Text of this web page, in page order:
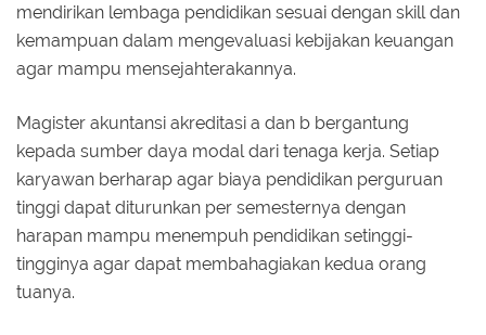
mendirikan lembaga pendidikan sesuai dengan skill dan
kemampuan dalam mengevaluasi kebijakan keuangan
agar mampu mensejahterakannya.
Magister akuntansi akreditasi a dan b bergantung
kepada sumber daya modal dari tenaga kerja. Setiap
karyawan berharap agar biaya pendidikan perguruan
tinggi dapat diturunkan per semesternya dengan
harapan mampu menempuh pendidikan setinggi-
tingginya agar dapat membahagiakan kedua orang
tuanya.